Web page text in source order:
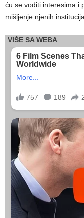
ću se voditi interesima i
mišljenje njenih